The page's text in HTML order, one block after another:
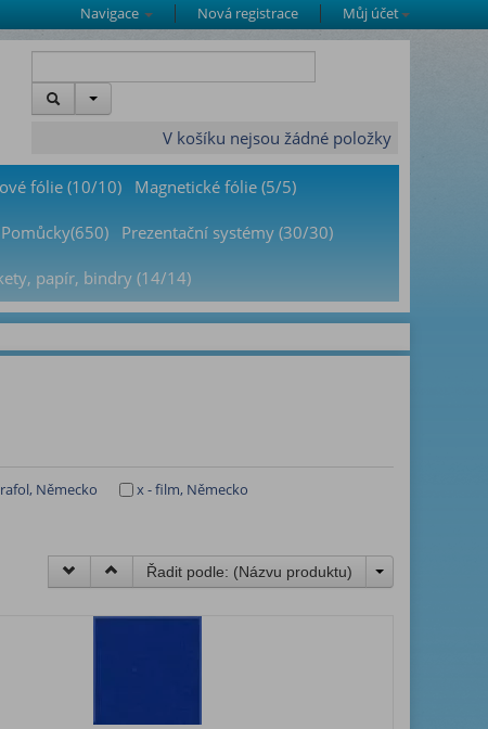
Navigace Nová registrace Můj účet
V košíku nejsou žádné položky
fólie (10/10)
Magnetické fólie (5/5)
Pomůcky(650)
Prezentační systémy (30/30)
papír, bindry (14/14)
Německo x - film, Německo
Řadit podle: (Názvu produktu)